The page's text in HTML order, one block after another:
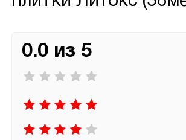
0.0 из 5